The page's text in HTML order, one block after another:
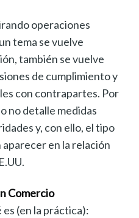
operaciones
tema se vuelve
también se vuelve
de cumplimiento y
con contrapartes. Por
no detalle medidas
y, con ello, el tipo
en la relación
Comercio
(en la práctica):